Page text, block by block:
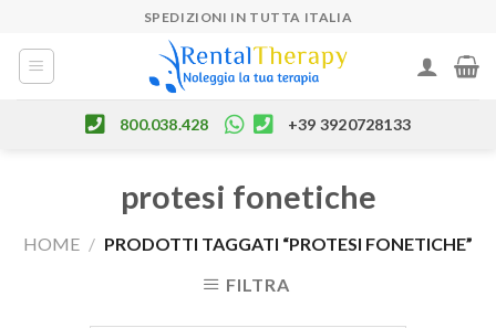
content
SPEDIZIONI IN TUTTA ITALIA
800.038.428 +39 3920728133
protesi fonetiche
HOME / PRODOTTI TAGGATI “PROTESI FONETICHE”
FILTRA